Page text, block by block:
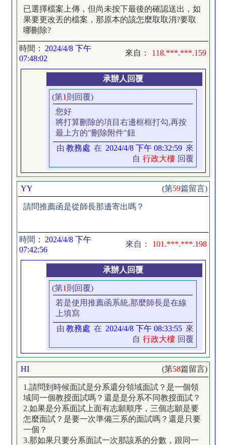
已選擇檔案上傳，但尚未按下最後的確認送出，如
果要更改丟的檔案，那原本的該怎麼取取消?要取
哪刪除?
時間：
2024/4/8 下午
07:48:02
來自： 118.***.***.159
承辦人回覆
(第1 則回覆)
您好
將打算刪除的項目右邊框框打勾,再按
最上方的"刪除附件"鈕
由 教務處 在 2024/4/8 下午 08:32:59 來
自 行政大樓 回覆
YY (第59篇留言)
請問推薦函是從師長那邊寄出嗎？
時間：
2024/4/8 下午
07:42:56
來自： 101.***.***.198
承辦人回覆
(第1 則回覆)
若是使用推薦函系統,那麼師長是在線
上填寫
由 教務處 在 2024/4/8 下午 08:33:55 來
自 行政大樓 回覆
HI (第58篇留言)
1.請問到時候面試是分系還分領域面試？是一個領
域同一個教授面試嗎？還是是分系不同教授面試？
2.如果是分系面試上面有志願順序，三個志願是要
怎麼面試？是要一次準備三系的面試嗎？還是只要
一個？
3.那如果只要分系面試一次那該系的分數，跟同一